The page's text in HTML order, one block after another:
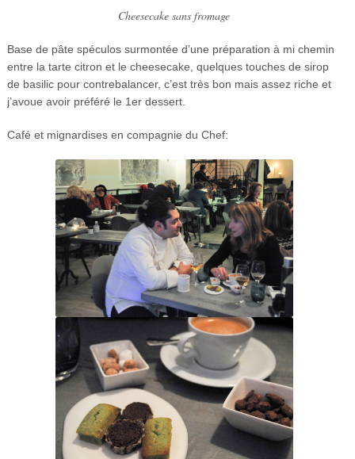
Cheesecake sans fromage
Base de pâte spéculos surmontée d’une préparation à mi chemin
entre la tarte citron et le cheesecake, quelques touches de sirop
de basilic pour contrebalancer, c’est très bon mais assez riche et
j’avoue avoir préféré le 1er dessert.
Café et mignardises en compagnie du Chef: